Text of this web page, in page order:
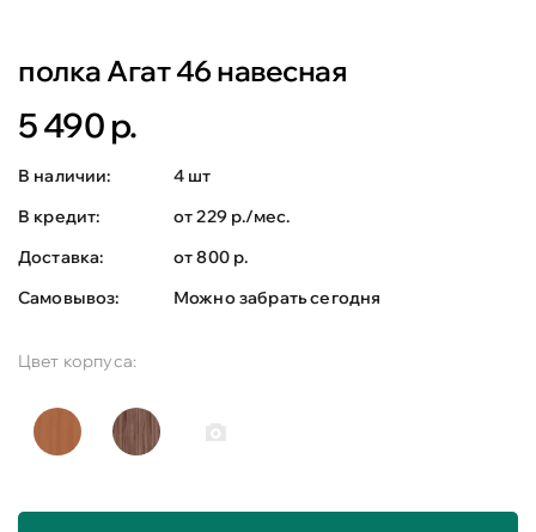
полка Агат 46 навесная
5 490 р.
В наличии:
4 шт
В кредит:
от 229 р./мес.
Доставка:
от 800 р.
Самовывоз:
Можно забрать сегодня
Цвет корпуса: